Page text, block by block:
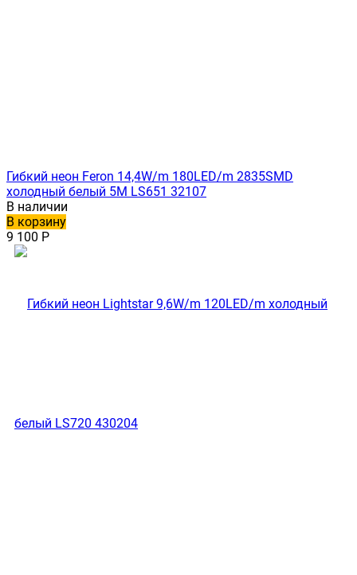
Гибкий неон Feron 14,4W/m 180LED/m 2835SMD
холодный белый 5M LS651 32107
В наличии
В корзину
9 100 Р